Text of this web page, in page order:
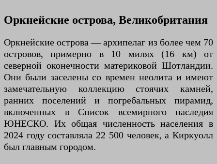
Оркнейские острова, Великобритания
Оркнейские острова — архипелаг из более чем 70
островов, примерно в 10 милях (16 км) от
северной оконечности материковой Шотландии.
Они были заселены со времен неолита и имеют
замечательную коллекцию стоячих камней,
ранних поселений и погребальных пирамид,
включенных в Список всемирного наследия
ЮНЕСКО. Их общая численность населения в
2024 году составляла 22 500 человек, а Киркуолл
был главным городом.